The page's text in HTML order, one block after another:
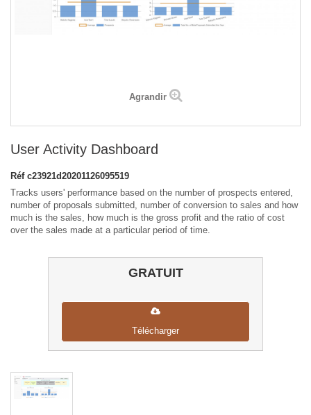
Agrandir
User Activity Dashboard
Réf c23921d20201126095519
Tracks users' performance based on the number of prospects entered,
number of proposals submitted, number of conversion to sales and how
much is the sales, how much is the gross profit and the ratio of cost
over the sales made at a particular period of time.
GRATUIT
Télécharger